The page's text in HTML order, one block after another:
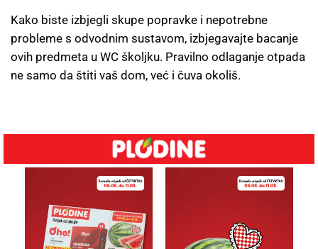
Kako biste izbjegli skupe popravke i nepotrebne
probleme s odvodnim sustavom, izbjegavajte bacanje
ovih predmeta u WC školjku. Pravilno odlaganje otpada
ne samo da štiti vaš dom, već i čuva okoliš.